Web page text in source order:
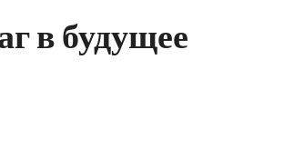
в будущее